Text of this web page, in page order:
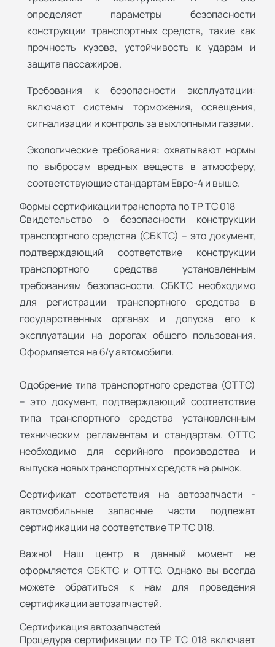
определяет параметры безопасности
конструкции транспортных средств, такие как
прочность кузова, устойчивость к ударам и
защита пассажиров.
Требования к безопасности эксплуатации:
включают системы торможения, освещения,
сигнализации и контроль за выхлопными газами.
Экологические требования: охватывают нормы
по выбросам вредных веществ в атмосферу,
соответствующие стандартам Евро-4 и выше.
Формы сертификации транспорта по ТР ТС 018
Свидетельство о безопасности конструкции
транспортного средства (СБКТС) – это документ,
подтверждающий соответствие конструкции
транспортного средства установленным
требованиям безопасности. СБКТС необходимо
для регистрации транспортного средства в
государственных органах и допуска его к
эксплуатации на дорогах общего пользования.
Оформляется на б/у автомобили.
Одобрение типа транспортного средства (ОТТС)
– это документ, подтверждающий соответствие
типа транспортного средства установленным
техническим регламентам и стандартам. ОТТС
необходимо для серийного производства и
выпуска новых транспортных средств на рынок.
Сертификат соответствия на автозапчасти -
автомобильные запасные части подлежат
сертификации на соответствие ТР ТС 018.
Важно! Наш центр в данный момент не
оформляется СБКТС и ОТТС. Однако вы всегда
можете обратиться к нам для проведения
сертификации автозапчастей.
Сертификация автозапчастей
Процедура сертификации по ТР ТС 018 включает